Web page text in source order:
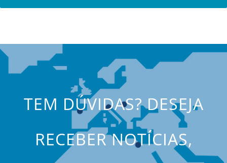
TEM DÚVIDAS? DESEJA
RECEBER NOTÍCIAS,